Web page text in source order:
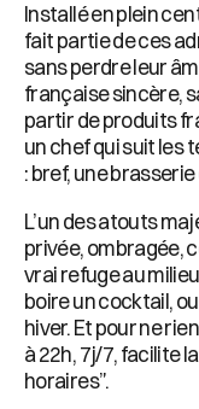
Installé en plein
fait partie de ces
sans perdre leur
française sincère,
partir de produits
un chef qui suit les
: bref, une
L’un des atouts
privée, ombragée,
vrai refuge au
boire un cocktail,
hiver. Et pour ne
à 22h, 7j/7, facilite
horaires”.